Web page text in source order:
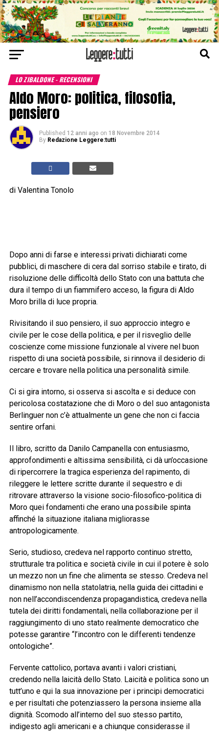
LO ZIBALDONE - RECENSIONI
Aldo Moro: politica, filosofia,
pensiero
Published 12 anni ago on 18 Novembre 2014
By Redazione Leggere:tutti
di Valentina Tonolo
Dopo anni di farse e interessi privati dichiarati come
pubblici, di maschere di cera dal sorriso stabile e tirato, di
risoluzione delle difficoltà dello Stato con una battuta che
dura il tempo di un fiammifero acceso, la figura di Aldo
Moro brilla di luce propria.
Rivisitando il suo pensiero, il suo approccio integro e
civile per le cose della politica, e per il risveglio delle
coscienze come missione funzionale al vivere nel buon
rispetto di una società possibile, si rinnova il desiderio di
cercare e trovare nella politica una personalità simile.
Ci si gira intorno, si osserva si ascolta e si deduce con
pericolosa costatazione che di Moro o del suo antagonista
Berlinguer non c’è attualmente un gene che non ci faccia
sentire orfani.
Il libro, scritto da Danilo Campanella con entusiasmo,
approfondimenti e altissima sensibilità, ci dà un’occasione
di ripercorrere la tragica esperienza del rapimento, di
rileggere le lettere scritte durante il sequestro e di
ritrovare attraverso la visione socio-filosofico-politica di
Moro quei fondamenti che erano una possibile spinta
affinché la situazione italiana migliorasse
antropologicamente.
Serio, studioso, credeva nel rapporto continuo stretto,
strutturale tra politica e società civile in cui il potere è solo
un mezzo non un fine che alimenta se stesso. Credeva nel
dinamismo non nella statolatria, nella guida dei cittadini e
non nell’accondiscendenza propagandistica, credeva nella
tutela dei diritti fondamentali, nella collaborazione per il
raggiungimento di uno stato realmente democratico che
potesse garantire “l’incontro con le differenti tendenze
ontologiche”.
Fervente cattolico, portava avanti i valori cristiani,
credendo nella laicità dello Stato. Laicità e politica sono un
tutt’uno e qui la sua innovazione per i principi democratici
e per risultati che potenziassero la persona insieme alla
dignità. Scomodo all’interno del suo stesso partito,
indigesto agli americani e a chiunque considerasse il